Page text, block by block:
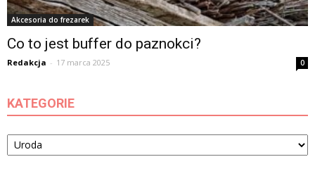
Akcesoria do frezarek
Co to jest buffer do paznokci?
Redakcja - 17 marca 2025 0
KATEGORIE
Kategorie